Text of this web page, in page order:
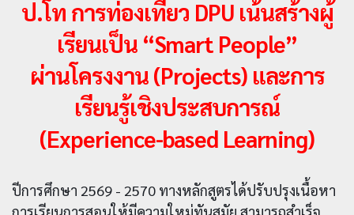
ป.โท การท่องเที่ยว DPU เน้นสร้างผู้
เรียนเป็น “Smart People”
ผ่านโครงงาน (Projects) และการ
เรียนรู้เชิงประสบการณ์
(Experience-based Learning)
ปีการศึกษา 2569 - 2570 ทางหลักสูตรได้ปรับปรุงเนื้อหา